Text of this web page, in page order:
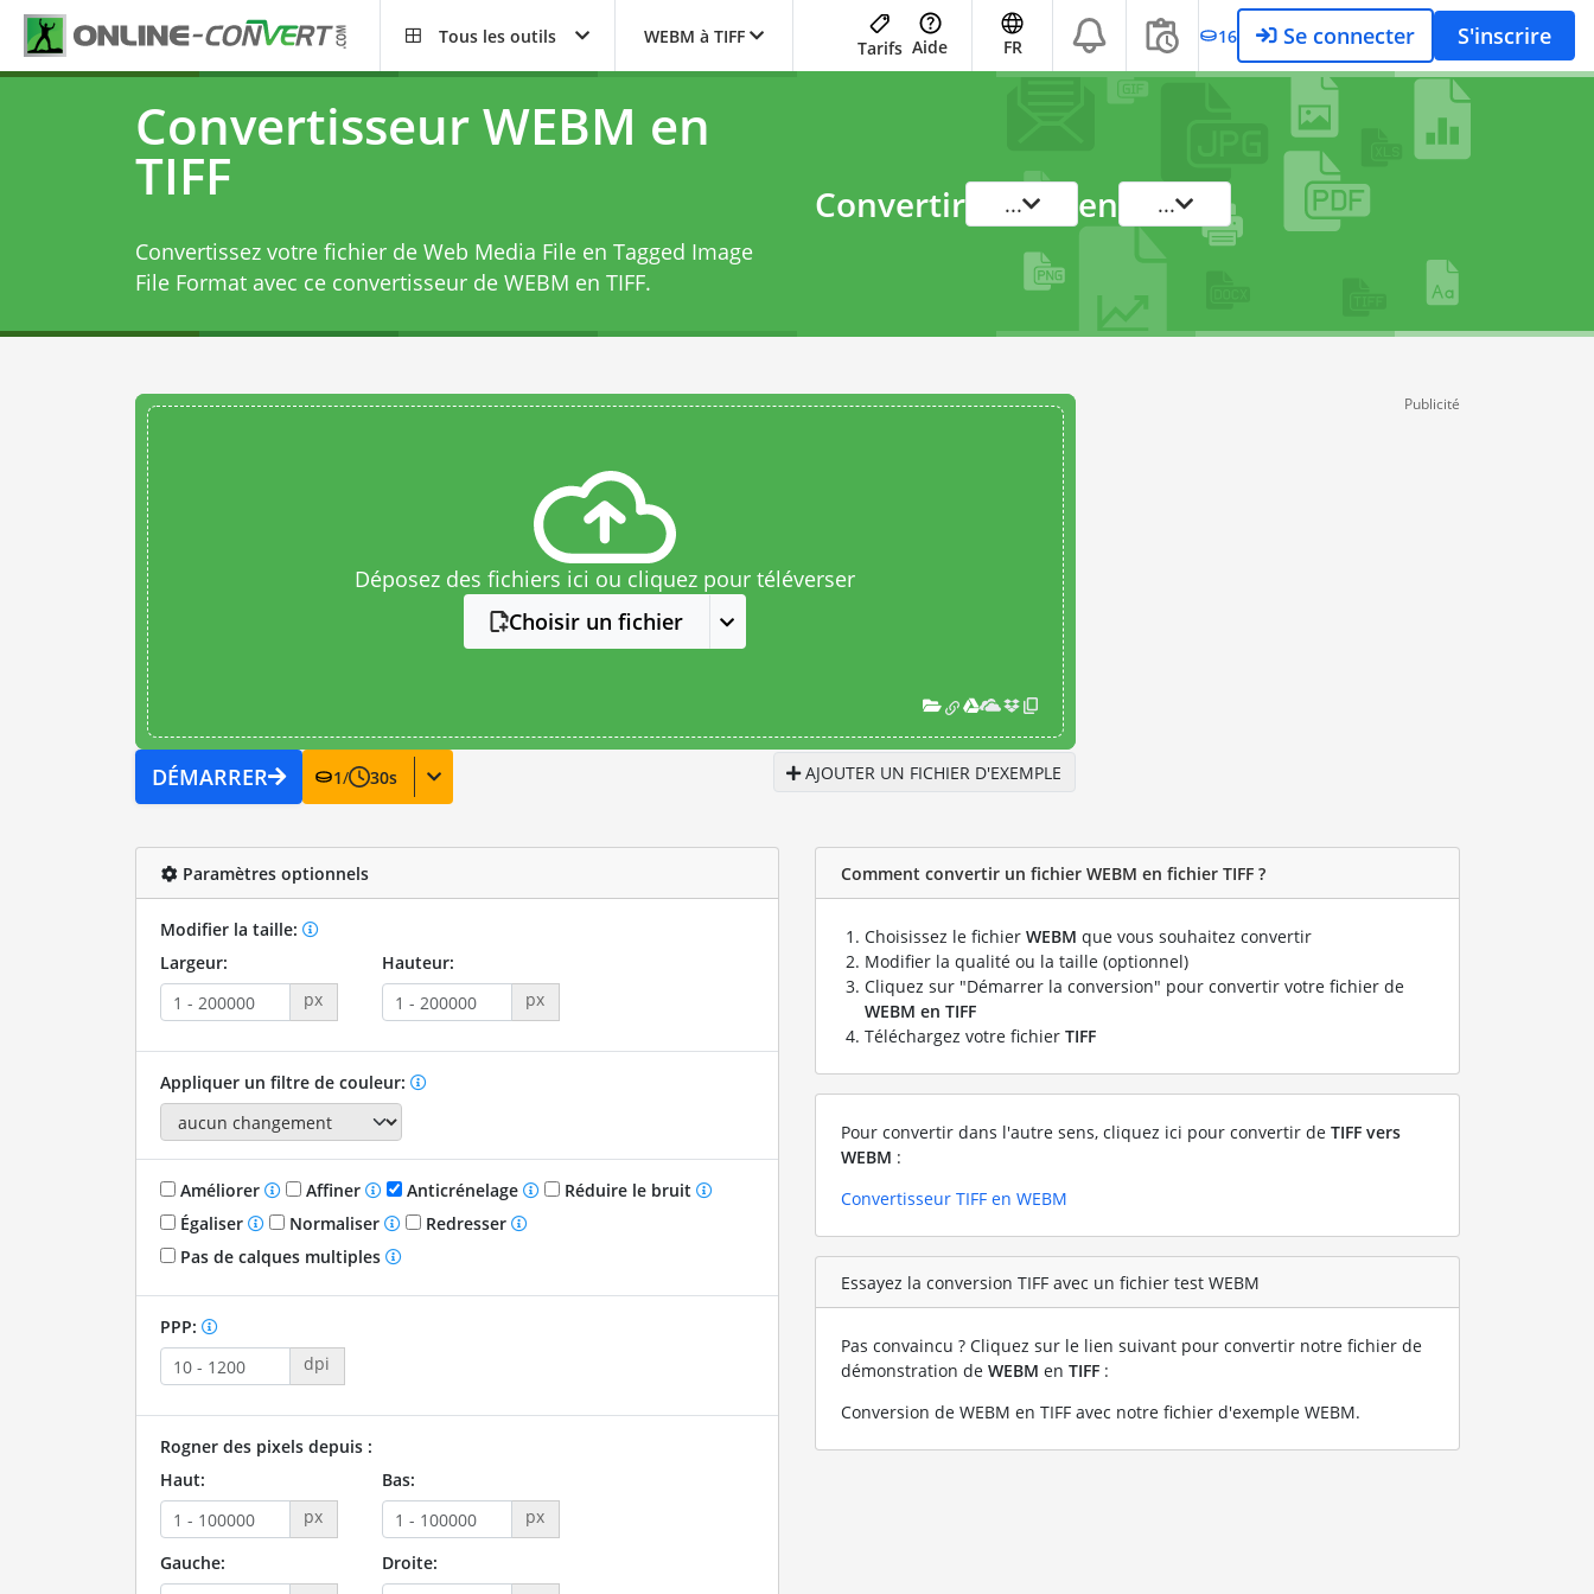
Tous les outils WEBM à TIFF
Tarifs Aide FR 16 Se connecter S'inscrire
Convertisseur WEBM en
TIFF
Convertissez votre fichier de Web Media File en Tagged Image
File Format avec ce convertisseur de WEBM en TIFF.
Convertir ... en ...
Déposez des fichiers ici ou cliquez pour téléverser
Choisir un fichier
DÉMARRER 1/ 30s AJOUTER UN FICHIER D'EXEMPLE
Publicité
Paramètres optionnels
Modifier la taille:
Largeur:
px
Hauteur:
px
Appliquer un filtre de couleur:
Améliorer Affiner Anticrénelage
Réduire le bruit
Égaliser
Normaliser
Redresser
Pas de calques multiples
PPP:
dpi
Rogner des pixels depuis :
Haut:
px
Bas:
px
Gauche:
Droite:
Comment convertir un fichier WEBM en fichier TIFF ?
Choisissez le fichier WEBM que vous souhaitez convertir
Modifier la qualité ou la taille (optionnel)
Cliquez sur "Démarrer la conversion" pour convertir votre fichier de
WEBM en TIFF
Téléchargez votre fichier TIFF
Pour convertir dans l'autre sens, cliquez ici pour convertir de TIFF vers
WEBM :
Convertisseur TIFF en WEBM
Essayez la conversion TIFF avec un fichier test WEBM
Pas convaincu ? Cliquez sur le lien suivant pour convertir notre fichier de
démonstration de WEBM en TIFF :
Conversion de WEBM en TIFF avec notre fichier d'exemple WEBM.